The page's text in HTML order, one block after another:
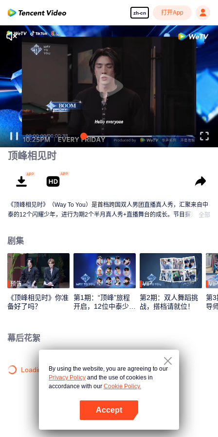
zh-cn 打开App
00:00:00/00:00:38
顶峰相见时
《顶峰相见时》（Way To You）是首档跨国双人男团直播真人秀，汇聚来自中
泰的12个闪耀少年，进行为期2个半月真人秀+直播舞台的成长。节目摒弃传统
将在全球舞台上闪耀出道。
全部
剧集
预告
《顶峰相见时》你准
备好了吗？
第1期：“顶峰”旅程
开启，12位中泰少年
VIP
第2期：双人舞蹈挑
战，搭档请就位！
VIP
第3
导
幕后花絮
Loading…By using the website, you are agreeing to our
Privacy Policy and the use of cookies in
accordance with our Cookie Policy.
Accept